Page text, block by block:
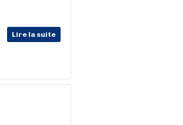
Lire la suite